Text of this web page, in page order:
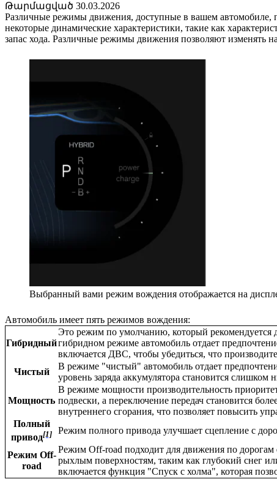
Թարմացված 30.03.2026
Различные режимы движения, доступные в вашем автомобиле,
некоторые динамические характеристики, такие как
запас хода. Различные режимы движения позволяют изменять
Выбранный вами режим вождения отображается на
Автомобиль имеет пять режимов вождения:
Гибридный
Это режим по умолчанию, который рекомендуется
гибридном режиме автомобиль отдает
включается ДВС, чтобы убедиться, что
Чистый
В режиме "чистый" автомобиль отдает
уровень заряда аккумулятора становится
Мощность
В режиме мощности производительность
подвески, а переключение передач становится
внутреннего сгорания, что позволяет повысить
Полный
привод[1] Режим полного привода улучшает сцепление с
Режим Off-
road
Режим Off-road подходит для движения по
рыхлым поверхностям, таким как глубокий снег
включается функция "Спуск с холма", которая